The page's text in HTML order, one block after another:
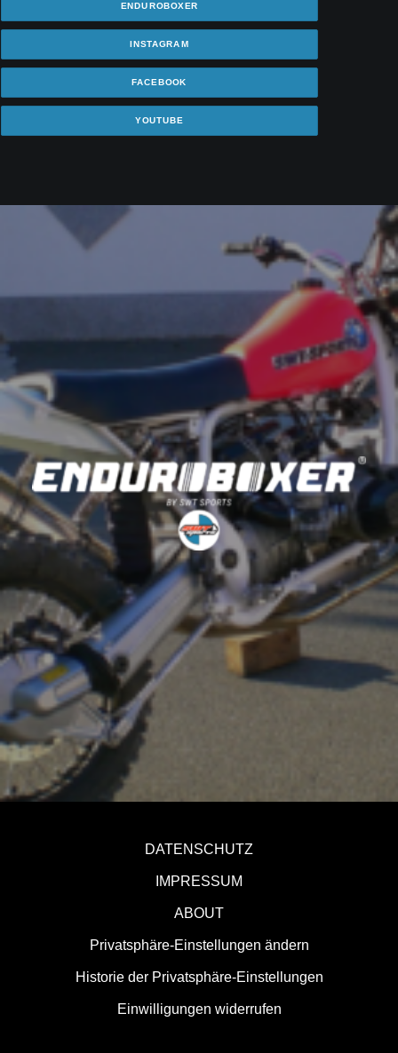
ENDUROBOXER
INSTAGRAM
FACEBOOK
YOUTUBE
DATENSCHUTZ
IMPRESSUM
ABOUT
Privatsphäre-Einstellungen ändern
Historie der Privatsphäre-Einstellungen
Einwilligungen widerrufen